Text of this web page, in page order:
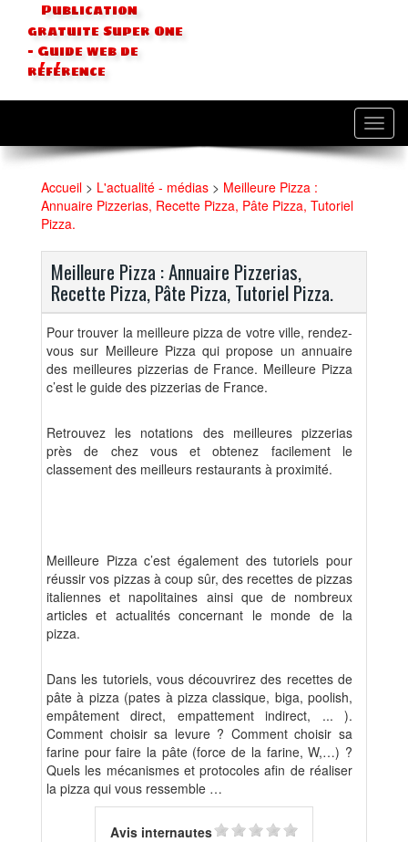
Publication
gratuite Super One
- Guide web de
référence
Accueil > L'actualité - médias > Meilleure Pizza :
Annuaire Pizzerias, Recette Pizza, Pâte Pizza, Tutoriel
Pizza.
Meilleure Pizza : Annuaire Pizzerias,
Recette Pizza, Pâte Pizza, Tutoriel Pizza.
Pour trouver la meilleure pizza de votre ville, rendez-
vous sur Meilleure Pizza qui propose un annuaire
des meilleures pizzerias de France. Meilleure Pizza
c’est le guide des pizzerias de France.
Retrouvez les notations des meilleures pizzerias
près de chez vous et obtenez facilement le
classement des meilleurs restaurants à proximité.
Meilleure Pizza c’est également des tutoriels pour
réussir vos pizzas à coup sûr, des recettes de pizzas
italiennes et napolitaines ainsi que de nombreux
articles et actualités concernant le monde de la
pizza.
Dans les tutoriels, vous découvrirez des recettes de
pâte à pizza (pates à pizza classique, biga, poolish,
empâtement direct, empattement indirect, ... ).
Comment choisir sa levure ? Comment choisir sa
farine pour faire la pâte (force de la farine, W,…) ?
Quels les mécanismes et protocoles afin de réaliser
la pizza qui vous ressemble …
Avis internautes